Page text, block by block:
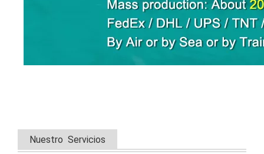
Nuestro Servicios